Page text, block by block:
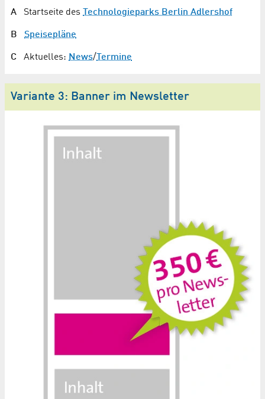
A Startseite des Technologieparks Berlin Adlershof
B Speisepläne
C Aktuelles: News/ Termine
Variante 3: Banner im Newsletter